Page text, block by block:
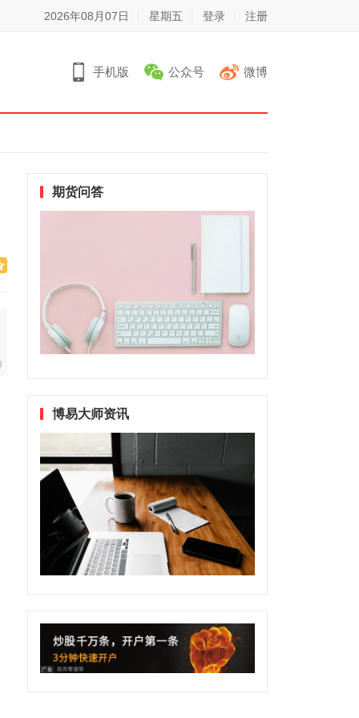
2026年08月07日 星期五 登录 注册
手机版 公众号 微博
期货问答
博易大师资讯